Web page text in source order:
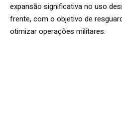
expansão significativa no uso
frente, com o objetivo de
otimizar operações militares.